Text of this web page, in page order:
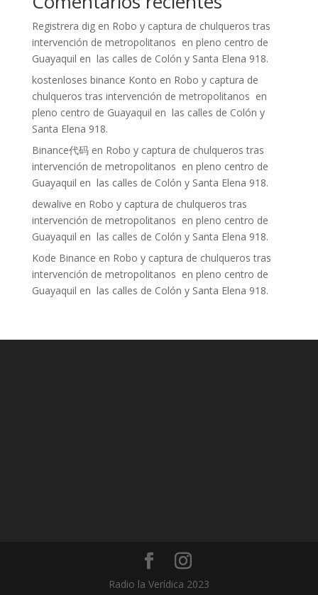
Registrera digen Robo y captura de chulqueros tras
intervención de metropolitanos en pleno centro de
Guayaquil en las calles de Colón y Santa Elena 918.
kostenloses binance Konto en Robo y captura de
chulqueros tras intervención de metropolitanos en
pleno centro de Guayaquil en las calles de Colón y
Santa Elena 918.
Binance代码en Robo y captura de chulqueros tras
intervención de metropolitanos en pleno centro de
Guayaquil en las calles de Colón y Santa Elena 918.
dewalive en Robo y captura de chulqueros tras
intervención de metropolitanos en pleno centro de
Guayaquil en las calles de Colón y Santa Elena 918.
Kode Binance en Robo y captura de chulqueros tras
intervención de metropolitanos en pleno centro de
Guayaquil en las calles de Colón y Santa Elena 918.
Radio la Verídica 2023